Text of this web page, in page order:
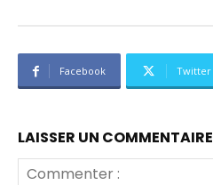
Facebook Twitter
LAISSER UN COMMENTAIRE